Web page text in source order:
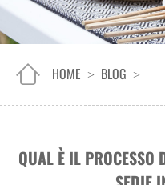
HOME > BLOG >
QUAL È IL PROCESSO